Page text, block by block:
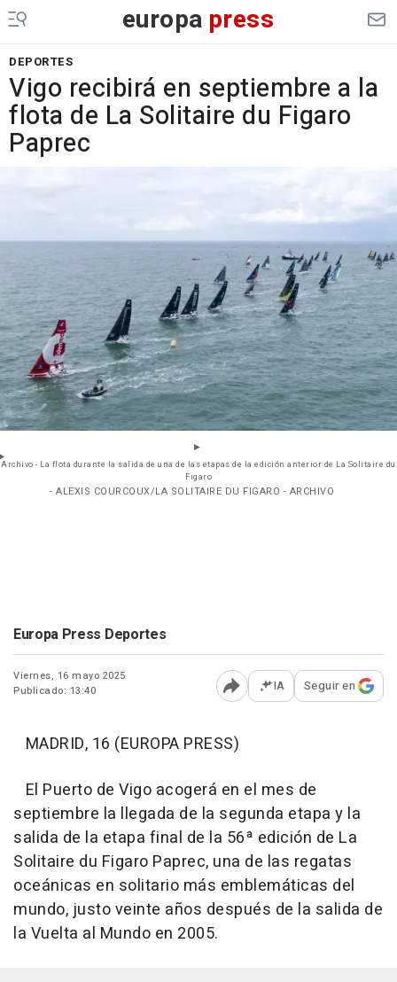
europa press
DEPORTES
Vigo recibirá en septiembre a la
flota de La Solitaire du Figaro
Paprec
Archivo - La flota durante la salida de una de las etapas de la edición anterior de La Solitaire du
Figaro
- ALEXIS COURCOUX/LA SOLITAIRE DU FIGARO - ARCHIVO
Europa Press Deportes
Viernes, 16 mayo 2025
Publicado: 13:40
Abrir opciones para
IA Seguir en
MADRID, 16 (EUROPA PRESS)
El Puerto de Vigo acogerá en el mes de
septiembre la llegada de la segunda etapa y la
salida de la etapa final de la 56ª edición de La
Solitaire du Figaro Paprec, una de las regatas
oceánicas en solitario más emblemáticas del
mundo, justo veinte años después de la salida de
la Vuelta al Mundo en 2005.